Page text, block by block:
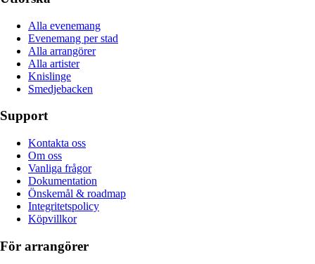
Alla evenemang
Evenemang per stad
Alla arrangörer
Alla artister
Knislinge
Smedjebacken
Support
Kontakta oss
Om oss
Vanliga frågor
Dokumentation
Önskemål & roadmap
Integritetspolicy
Köpvillkor
För arrangörer